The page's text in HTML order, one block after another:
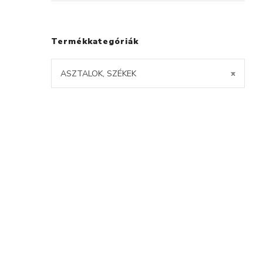
Termékkategóriák
×
ASZTALOK, SZÉKEK